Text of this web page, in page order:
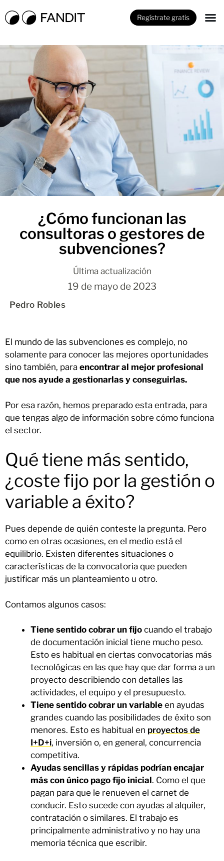
Regístrate gratis
¿Cómo funcionan las
consultoras o gestores de
subvenciones?
Última actualización
19 de mayo de 2023
Pedro Robles
El mundo de las subvenciones es complejo, no
solamente para conocer las mejores oportunidades
sino también, para encontrar al mejor profesional
que nos ayude a gestionarlas y conseguirlas.
Por esa razón, hemos preparado esta entrada, para
que tengas algo de información sobre cómo funciona
el sector.
Qué tiene más sentido,
¿coste fijo por la gestión o
variable a éxito?
Pues depende de quién conteste la pregunta. Pero
como en otras ocasiones, en el medio está el
equilibrio. Existen diferentes situaciones o
características de la convocatoria que pueden
justificar más un planteamiento u otro.
Contamos algunos casos:
Tiene sentido cobrar un fijo cuando el trabajo
de documentación inicial tiene mucho peso.
Esto es habitual en ciertas convocatorias más
tecnológicas en las que hay que dar forma a un
proyecto describiendo con detalles las
actividades, el equipo y el presupuesto.
Tiene sentido cobrar un variable en ayudas
grandes cuando las posibilidades de éxito son
menores. Esto es habitual en proyectos de
I+D+i, inversión o, en general, concurrencia
competitiva.
Ayudas sencillas y rápidas podrían encajar
más con único pago fijo inicial. Como el que
pagan para que le renueven el carnet de
conducir. Esto sucede con ayudas al alquiler,
contratación o similares. El trabajo es
principalmente administrativo y no hay una
memoria técnica que escribir.